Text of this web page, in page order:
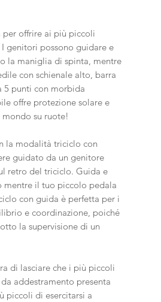
offrire ai più piccoli
genitori possono guidare e
la maniglia di spinta, mentre
con schienale alto, barra
5 punti con morbida
offre protezione solare e
su ruote!
la modalità triciclo con
guidato da un genitore
retro del triciclo. Guida e
mentre il tuo piccolo pedala
con guida è perfetta per i
e coordinazione, poiché
la supervisione di un
di lasciare che i più piccoli
addestramento presenta
piccoli di esercitarsi a